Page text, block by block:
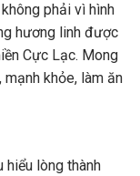
phải vì hình
hương linh được
Cực Lạc. Mong
khỏe, làm ăn
hiểu lòng thành